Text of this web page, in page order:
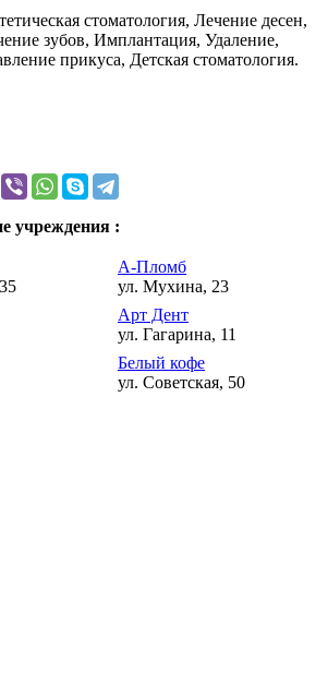
стоматология, Лечение десен,
зубов, Имплантация, Удаление,
прикуса, Детская стоматология.
учреждения :
А-Пломб
ул. Мухина, 23
Арт Дент
ул. Гагарина, 11
Белый кофе
ул. Советская, 50